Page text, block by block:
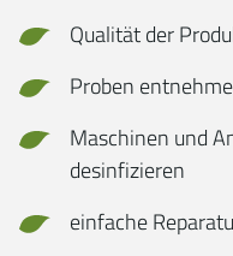
Qualität der
Proben
Maschinen und
desinfizieren
einfache